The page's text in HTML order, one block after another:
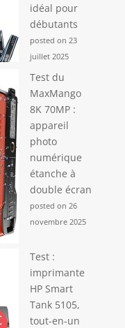
idéal pour
débutants
posted on 23
juillet 2025
Test du
MaxMango
8K 70MP :
appareil
photo
numérique
étanche à
double écran
posted on 26
novembre 2025
Test :
imprimante
HP Smart
Tank 5105,
tout-en-un